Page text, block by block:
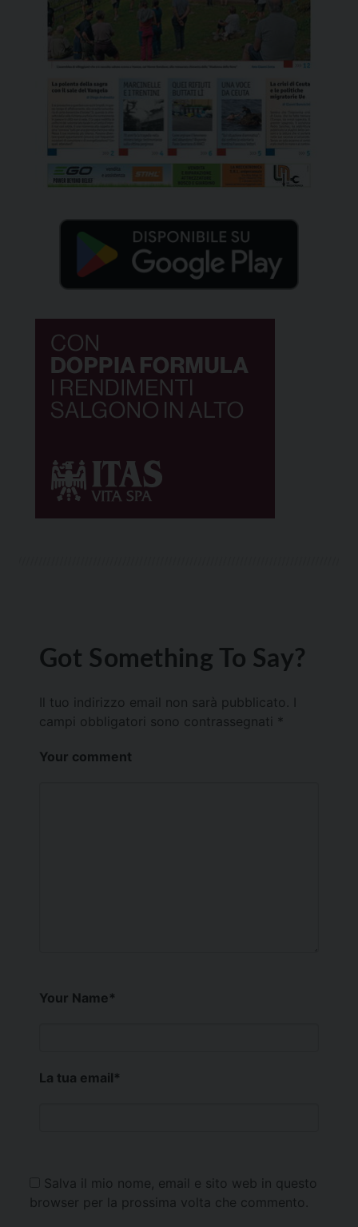
Got Something To Say?
Il tuo indirizzo email non sarà pubblicato.
campi obbligatori sono contrassegnati *
Your comment
Your Name*
La tua email*
Salva il mio nome, email e sito web in questo
browser per la prossima volta che commento.